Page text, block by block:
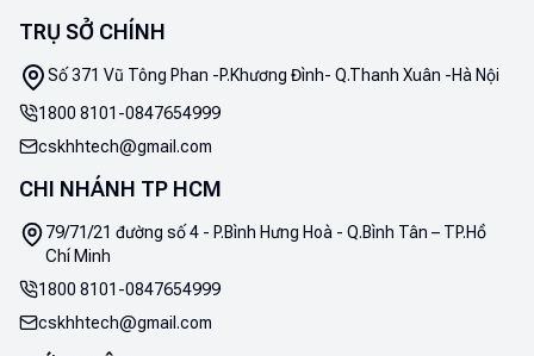
TRỤ SỞ CHÍNH
Số 371 Vũ Tông Phan -P.Khương Đình- Q.Thanh Xuân -Hà Nội
1800 8101 -0847654999
cskhhtech@gmail.com
CHI NHÁNH TP HCM
79/71/21 đường số 4 - P.Bình Hưng Hoà - Q.Bình Tân – TP.Hồ
Chí Minh
1800 8101 -0847654999
cskhhtech@gmail.com